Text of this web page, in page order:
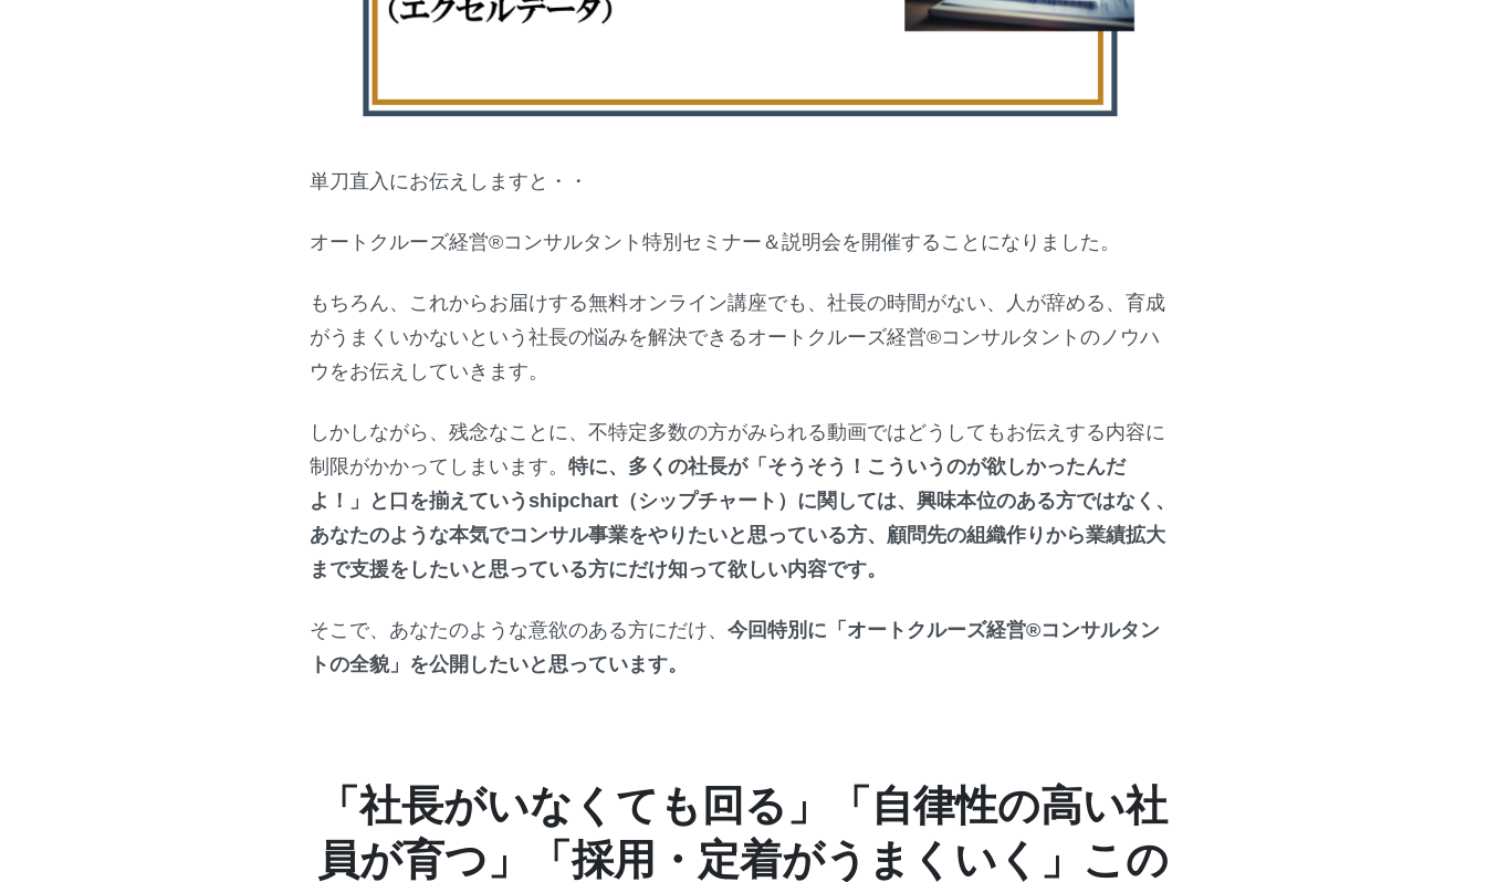
単刀直入にお伝えしますと・・
オートクルーズ経営®︎コンサルタント特別セミナー＆説明会を開催することになりました。
もちろん、これからお届けする無料オンライン講座でも、社長の時間がない、人が辞める、育成
がうまくいかないという社長の悩みを解決できるオートクルーズ経営®︎コンサルタントのノウハ
ウをお伝えしていきます。
しかしながら、残念なことに、不特定多数の方がみられる動画ではどうしてもお伝えする内容に
制限がかかってしまいます。 特に、多くの社長が「そうそう！こういうのが欲しかったんだ
よ！」と口を揃えていうshipchart（シップチャート）に関しては、興味本位のある方ではなく、
あなたのような本気でコンサル事業をやりたいと思っている方、顧問先の組織作りから業績拡大
まで支援をしたいと思っている方にだけ知って欲しい内容です。
そこで、あなたのような意欲のある方にだけ、 今回特別に「オートクルーズ経営®︎コンサルタン
トの全貌」を公開したいと思っています。
「社長がいなくても回る」「自律性の高い社
員が育つ」「採用・定着がうまくいく」この